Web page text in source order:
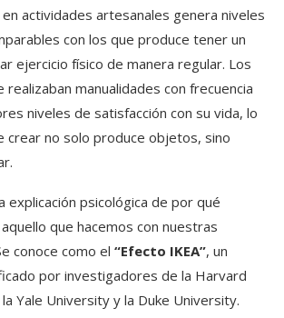
actividades artesanales genera niveles
con los que produce tener un
ejercicio físico de manera regular. Los
manualidades con frecuencia
niveles de satisfacción con su vida, lo
crear no solo produce objetos, sino
explicación psicológica de por qué
que hacemos con nuestras
conoce como el “Efecto IKEA”, un
por investigadores de la Harvard
Yale University y la Duke University.